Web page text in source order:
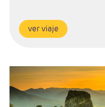
ver viaje
Salidas:Jueves
Ruta; 4n Atenas, 1n Meteora y
Régimen: AD en Atenas, MP
Hoteles: Elegir entre 3* , 4* y 5*